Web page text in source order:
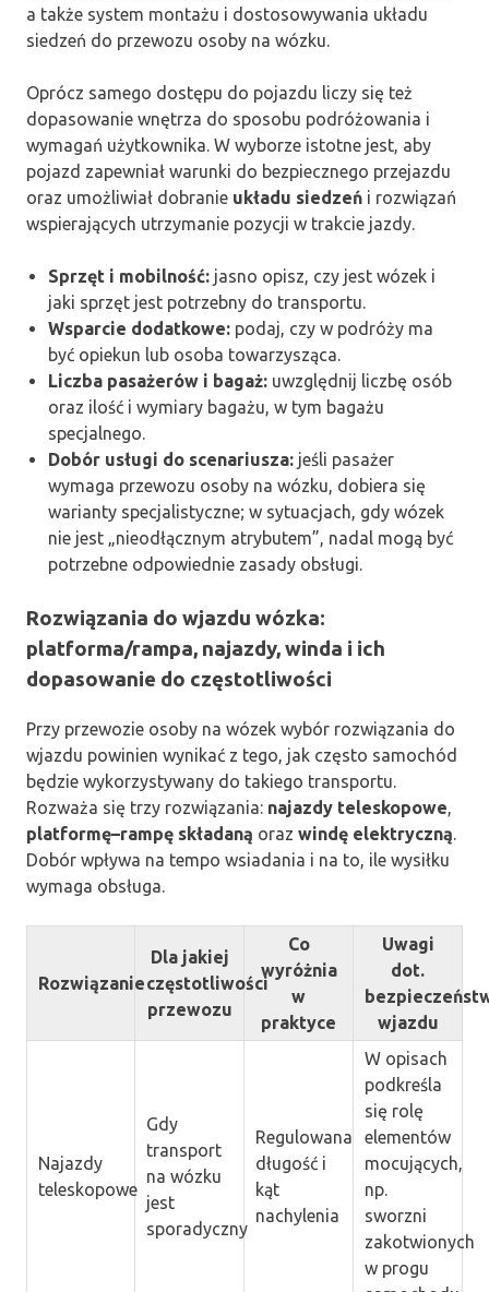
a także system montażu i dostosowywania układu
siedzeń do przewozu osoby na wózku.
Oprócz samego dostępu do pojazdu liczy się też
dopasowanie wnętrza do sposobu podróżowania i
wymagań użytkownika. W wyborze istotne jest, aby
pojazd zapewniał warunki do bezpiecznego przejazdu
oraz umożliwiał dobranie układu siedzeń i rozwiązań
wspierających utrzymanie pozycji w trakcie jazdy.
Sprzęt i mobilność: jasno opisz, czy jest wózek i
jaki sprzęt jest potrzebny do transportu.
Wsparcie dodatkowe: podaj, czy w podróży ma
być opiekun lub osoba towarzysząca.
Liczba pasażerów i bagaż: uwzględnij liczbę osób
oraz ilość i wymiary bagażu, w tym bagażu
specjalnego.
Dobór usługi do scenariusza: jeśli pasażer
wymaga przewozu osoby na wózku, dobiera się
warianty specjalistyczne; w sytuacjach, gdy wózek
nie jest „nieodłącznym atrybutem”, nadal mogą być
potrzebne odpowiednie zasady obsługi.
Rozwiązania do wjazdu wózka:
platforma/rampa, najazdy, winda i ich
dopasowanie do częstotliwości
Przy przewozie osoby na wózek wybór rozwiązania do
wjazdu powinien wynikać z tego, jak często samochód
będzie wykorzystywany do takiego transportu.
Rozważa się trzy rozwiązania: najazdy teleskopowe,
platformę–rampę składaną oraz windę elektryczną.
Dobór wpływa na tempo wsiadania i na to, ile wysiłku
wymaga obsługa.
Rozwiązanie
Dla jakiej
częstotliwości
przewozu
Co
wyróżnia
w
praktyce
Uwagi
dot.
wjazdu
Najazdy
teleskopowe
Gdy
transport
na wózku
jest
sporadyczny
Regulowana
długość i
kąt
nachylenia
W opisach
podkreśla
się rolę
elementów
mocujących,
np.
sworzni
zakotwionych
w progu